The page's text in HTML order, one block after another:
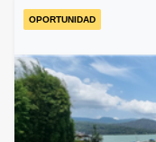
OPORTUNIDAD